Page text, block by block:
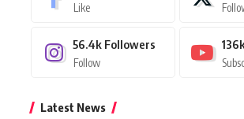
Like
56.4k Followers
Follow
Latest News